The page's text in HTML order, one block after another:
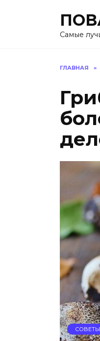
Самые
ГЛАВНАЯ »
СОВЕТЫ